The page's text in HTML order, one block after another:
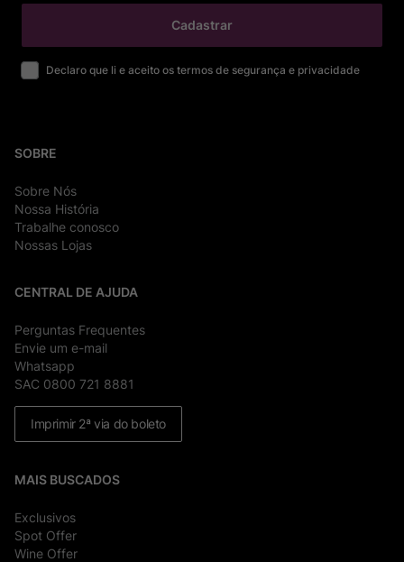
Cadastrar
Declaro que li e aceito os termos de segurança e privacidade
SOBRE
Sobre Nós
Nossa História
Trabalhe conosco
Nossas Lojas
CENTRAL DE AJUDA
Perguntas Frequentes
Envie um e-mail
Whatsapp
SAC 0800 721 8881
Imprimir 2ª via do boleto
MAIS BUSCADOS
Exclusivos
Spot Offer
Wine Offer